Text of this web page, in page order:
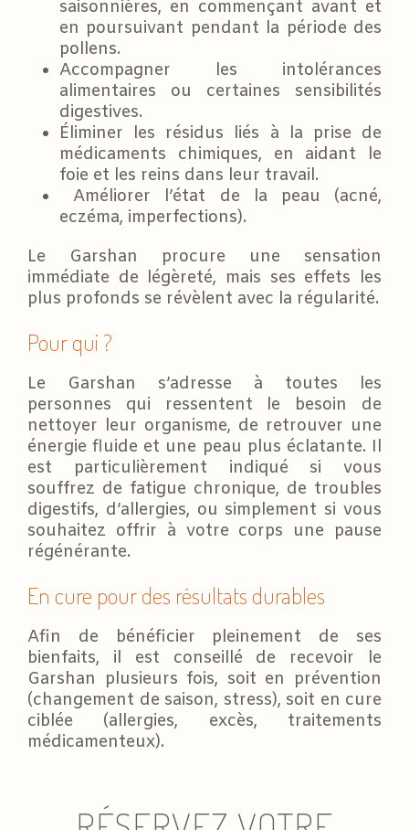
saisonnières, en commençant avant et
en poursuivant pendant la période des
pollens.
Accompagner les intolérances
alimentaires ou certaines sensibilités
digestives.
Éliminer les résidus liés à la prise de
médicaments chimiques, en aidant le
foie et les reins dans leur travail.
Améliorer l’état de la peau (acné,
eczéma, imperfections).
Le Garshan procure une sensation
immédiate de légèreté, mais ses effets les
plus profonds se révèlent avec la régularité.
Pour qui ?
Le Garshan s’adresse à toutes les
personnes qui ressentent le besoin de
nettoyer leur organisme, de retrouver une
énergie fluide et une peau plus éclatante. Il
est particulièrement indiqué si vous
souffrez de fatigue chronique, de troubles
digestifs, d’allergies, ou simplement si vous
souhaitez offrir à votre corps une pause
régénérante.
En cure pour des résultats durables
Afin de bénéficier pleinement de ses
bienfaits, il est conseillé de recevoir le
Garshan plusieurs fois, soit en prévention
(changement de saison, stress), soit en cure
ciblée (allergies, excès, traitements
médicamenteux).